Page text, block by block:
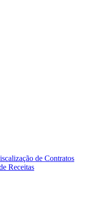
de Contratos
Receitas